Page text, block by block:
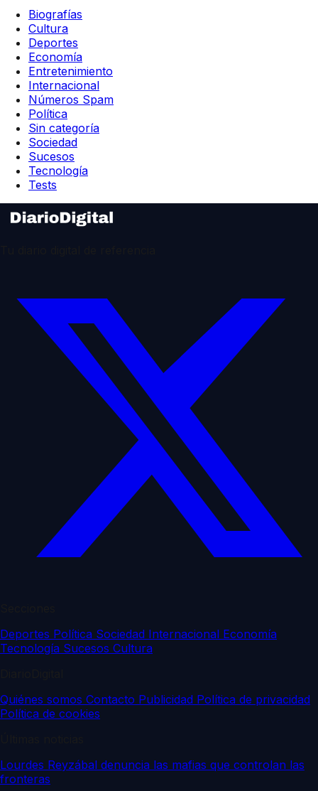
Biografías
Cultura
Deportes
Economía
Entretenimiento
Internacional
Números Spam
Política
Sin categoría
Sociedad
Sucesos
Tecnología
Tests
Deportes Política Sociedad Internacional Economía
Tecnología Sucesos Cultura
Quiénes somos Contacto Publicidad Política de privacidad
Política de cookies
Lourdes Reyzábal denuncia las mafias que controlan las
fronteras